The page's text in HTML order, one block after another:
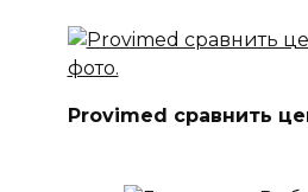
Provimed сравнить